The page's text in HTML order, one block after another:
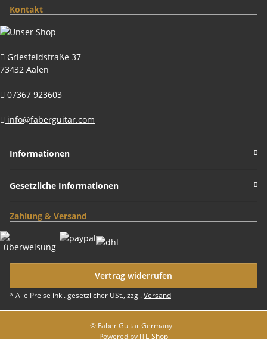
Kontakt
Griesfeldstraße 37
73432 Aalen
07367 923603
info@faberguitar.com
Informationen
Gesetzliche Informationen
Zahlung & Versand
Vertrag widerrufen
* Alle Preise inkl. gesetzlicher USt., zzgl.Versand
© Faber Guitar Germany
Powered by JTL-Shop